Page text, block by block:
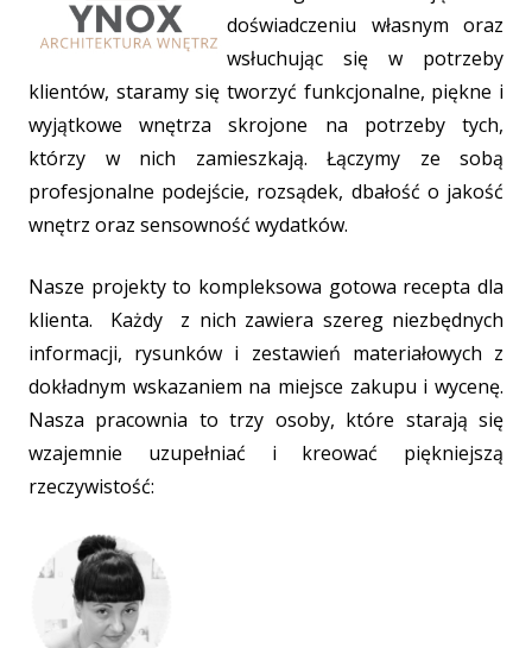
doświadczeniu własnym oraz
wsłuchując się w potrzeby
klientów, staramy się tworzyć funkcjonalne, piękne i
wyjątkowe wnętrza skrojone na potrzeby tych,
którzy w nich zamieszkają. Łączymy ze sobą
profesjonalne podejście, rozsądek, dbałość o jakość
wnętrz oraz sensowność wydatków.
Nasze projekty to kompleksowa gotowa recepta dla
klienta. Każdy z nich zawiera szereg niezbędnych
informacji, rysunków i zestawień materiałowych z
dokładnym wskazaniem na miejsce zakupu i wycenę.
Nasza pracownia to trzy osoby, które starają się
wzajemnie uzupełniać i kreować piękniejszą
rzeczywistość: